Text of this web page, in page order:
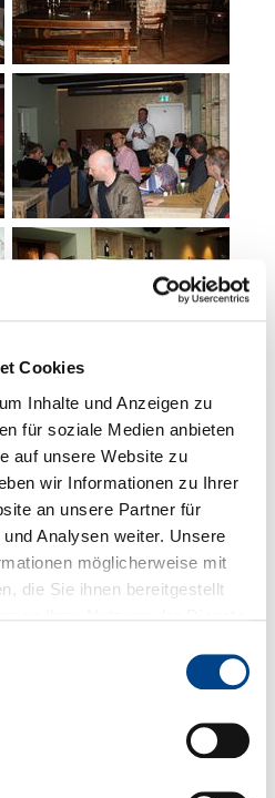
Cookies
Inhalte und Anzeigen zu
für soziale Medien anbieten
auf unsere Website zu
wir Informationen zu Ihrer
an unsere Partner für
Analysen weiter. Unsere
möglicherweise mit
die Sie ihnen bereitgestellt
Webseite weiterhin nutzen.